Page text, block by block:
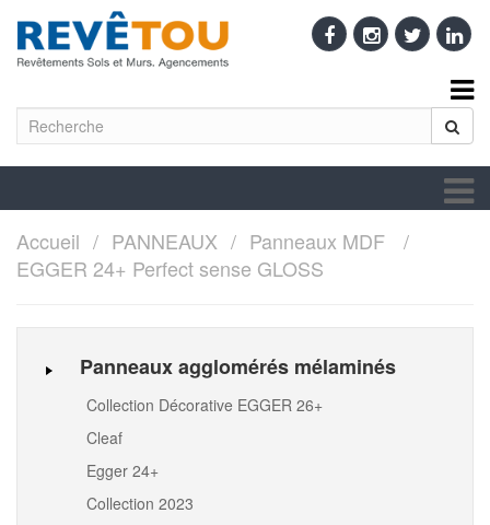
Accueil PANNEAUX
Panneaux MDF
EGGER 24+ Perfect sense GLOSS
Panneaux agglomérés mélaminés
Collection Décorative EGGER 26+
Cleaf
Egger 24+
Collection 2023